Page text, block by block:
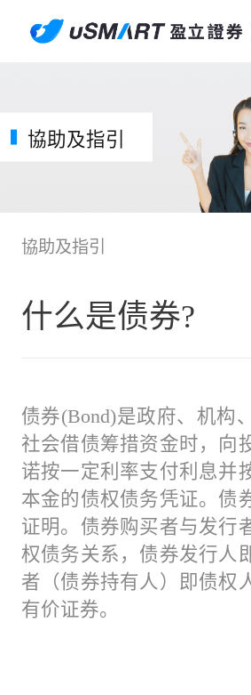
協助及指引
協助及指引
什么是债券?
债券(Bond)是政府、机构
社会借债筹措资金时，向
诺按一定利率支付利息并
本金的债权债务凭证。债
证明。债券购买者与发行
权债务关系，债券发行人
者（债券持有人）即债权
有价证券。